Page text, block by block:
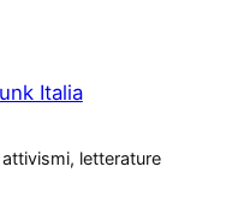
Italia
letterature